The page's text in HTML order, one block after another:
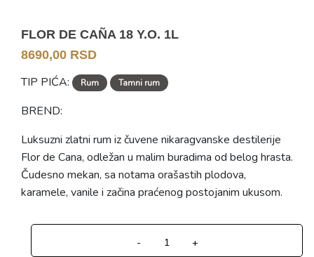
FLOR DE CAÑA 18 Y.O. 1L
8690,00 RSD
TIP PIĆA: Rum Tamni rum
BREND:
Luksuzni zlatni rum iz čuvene nikaragvanske destilerije
Flor de Cana, odležan u malim buradima od belog hrasta.
Čudesno mekan, sa notama orašastih plodova,
karamele, vanile i začina praćenog postojanim ukusom.
- +